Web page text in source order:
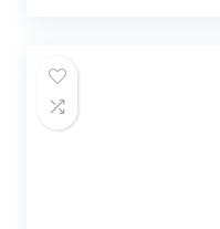
met opening aan
de zijkant voor het
verzamelen en